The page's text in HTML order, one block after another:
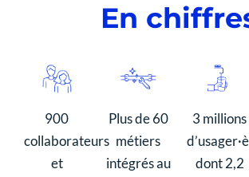
En
900
collaborateurs
et
Plus de 60
métiers
intégrés au
3 millions
dont 2,2